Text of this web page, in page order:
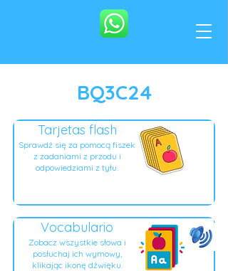
BQ3C24
Tarjetas flash
Sprawdź się za pomocą fiszek
z zadaniami z przodu i
odpowiedziami z tyłu.
Vocabulario
Zobacz wszystkie słowa i
posłuchaj ich wymowy,
klikając ikonę dźwięku.